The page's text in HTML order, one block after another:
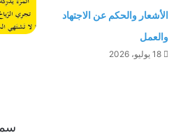
الأشعار والحكم عن الاجتهاد
والعمل
18 يوليو، 2026